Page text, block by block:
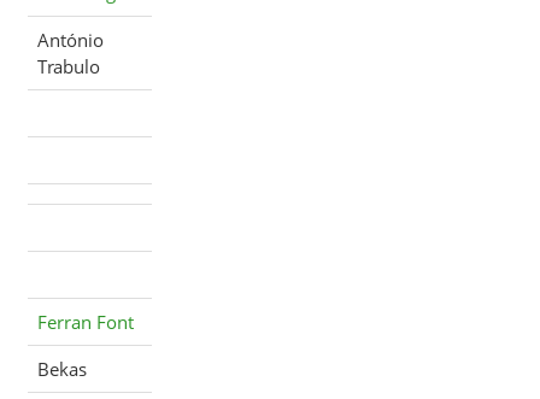
António
Trabulo
Ferran Font
Bekas